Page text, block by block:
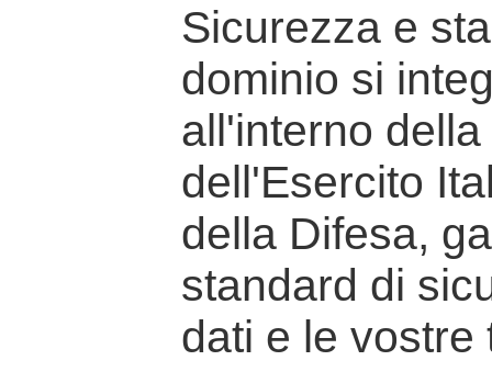
Sicurezza e
dominio si
all'interno
dell'Esercito
della Difesa,
standard di
dati e le vostre